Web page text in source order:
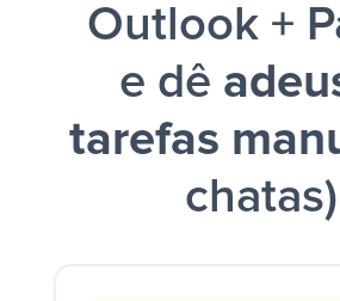
Outlook +
e dê
tarefas